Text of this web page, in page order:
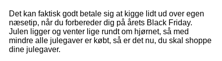
Det kan faktisk godt betale sig at kigge lidt ud over egen
næsetip, når du forbereder dig på årets Black Friday.
Julen ligger og venter lige rundt om hjørnet, så med
mindre alle julegaver er købt, så er det nu, du skal shoppe
dine julegaver.